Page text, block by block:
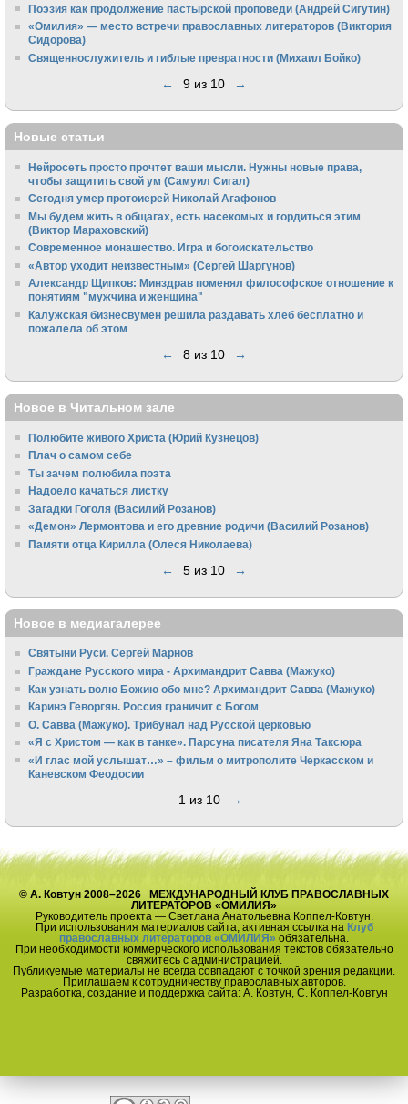
Поэзия как продолжение пастырской проповеди (Андрей Сигутин)
«Омилия» — место встречи православных литераторов (Виктория
Сидорова)
Священнослужитель и гиблые превратности (Михаил Бойко)
← 9 из 10 →
Новые статьи
Нейросеть просто прочтет ваши мысли. Нужны новые права,
чтобы защитить свой ум (Самуил Сигал)
Сегодня умер протоиерей Николай Агафонов
Мы будем жить в общагах, есть насекомых и гордиться этим
(Виктор Мараховский)
Cовременное монашество. Игра и богоискательство
«Автор уходит неизвестным» (Сергей Шаргунов)
Александр Щипков: Минздрав поменял философское отношение к
понятиям "мужчина и женщина"
Калужская бизнесвумен решила раздавать хлеб бесплатно и
пожалела об этом
← 8 из 10 →
Новое в Читальном зале
Полюбите живого Христа (Юрий Кузнецов)
Плач о самом себе
Ты зачем полюбила поэта
Надоело качаться листку
Загадки Гоголя (Василий Розанов)
«Демон» Лермонтова и его древние родичи (Василий Розанов)
Памяти отца Кирилла (Олеся Николаева)
← 5 из 10 →
Новое в медиагалерее
Святыни Руси. Сергей Марнов
Граждане Русского мира - Архимандрит Савва (Мажуко)
Как узнать волю Божию обо мне? Архимандрит Савва (Мажуко)
Каринэ Геворгян. Россия граничит с Богом
О. Савва (Мажуко). Трибунал над Русской церковью
«Я с Христом — как в танке». Парсуна писателя Яна Таксюра
«И глас мой услышат…» – фильм о митрополите Черкасском и
Каневском Феодосии
1 из 10 →
© А. Ковтун 2008–2026 МЕЖДУНАРОДНЫЙ КЛУБ ПРАВОСЛАВНЫХ
ЛИТЕРАТОРОВ «ОМИЛИЯ»
Руководитель проекта — Светлана Анатольевна Коппел-Ковтун.
При использования материалов сайта, активная ссылка на Клуб
православных литераторов «ОМИЛИЯ» обязательна.
При необходимости коммерческого использования текстов обязательно
свяжитесь с администрацией.
Публикуемые материалы не всегда совпадают с точкой зрения редакции.
Приглашаем к сотрудничеству православных авторов.
Разработка, создание и поддержка сайта: А. Ковтун, С. Коппел-Ковтун